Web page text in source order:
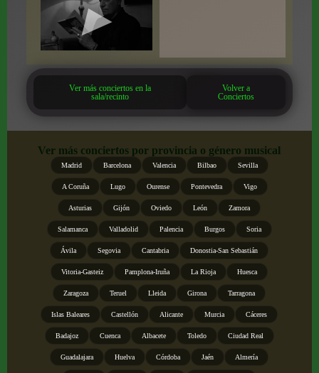
Ver más conciertos en la
sala/recinto
Volver a
Conciertos
Ver más conciertos por provincia o género musical
Madrid Barcelona Valencia Bilbao Sevilla
A Coruña Lugo Ourense Pontevedra Vigo
Asturias Gijón Oviedo León Zamora
Salamanca Valladolid Palencia Burgos Soria
Ávila Segovia Cantabria Donostia-San Sebastián
Vitoria-Gasteiz Pamplona-Iruña La Rioja Huesca
Zaragoza Teruel Lleida Girona Tarragona
Islas Baleares Castellón Alicante Murcia Cáceres
Badajoz Cuenca Albacete Toledo Ciudad Real
Guadalajara Huelva Córdoba Jaén Almería